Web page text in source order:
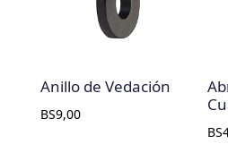
Anillo de Vedación
BS9,00
BS